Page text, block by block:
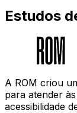
Estudos
A ROM criou
para atender
acessibilidade